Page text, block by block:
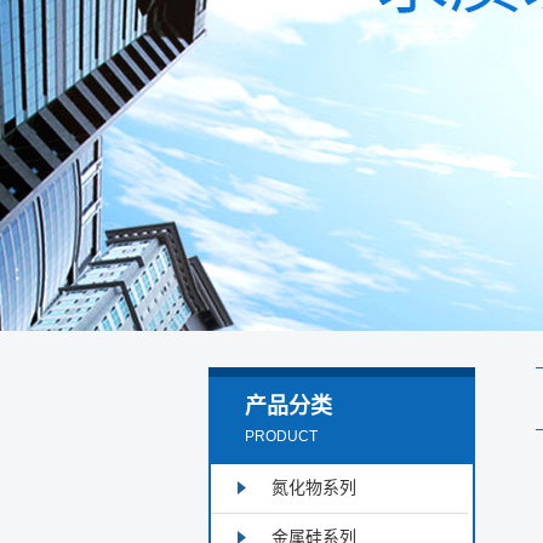
产品分类
PRODUCT
氮化物系列
金属硅系列